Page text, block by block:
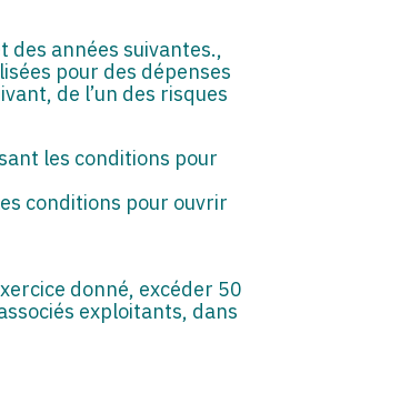
des années suivantes.,
pour des dépenses
de l’un des risques
les conditions pour
conditions pour ouvrir
donné, excéder 50
exploitants, dans